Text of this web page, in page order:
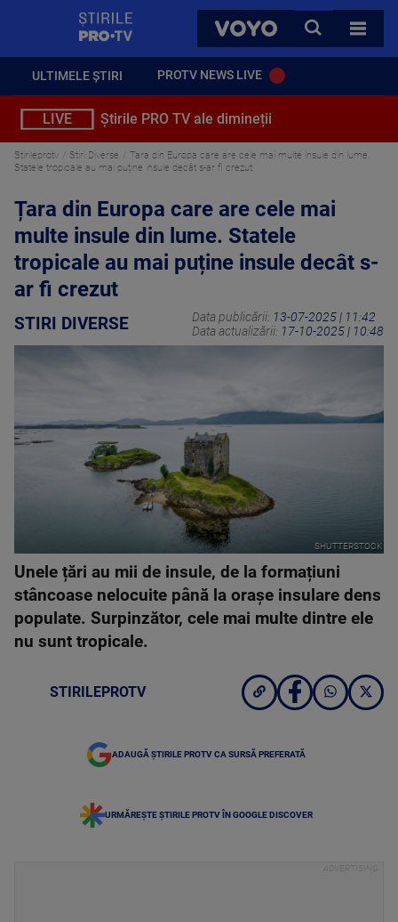
VOYO
CAUTA
TOATE
ULTIMELE ȘTIRI PROTV NEWS LIVE
LIVE Știrile PRO TV ale dimineții
Stirileprotv Stiri Diverse
Țara din Europa care are cele mai multe insule din lume.
Statele tropicale au mai puține insule decât s-ar fi crezut
Țara din Europa care are cele mai
multe insule din lume. Statele
tropicale au mai puține insule decât s-
ar fi crezut
STIRI DIVERSE Data publicării: 13-07-2025 | 11:42
Data actualizării: 17-10-2025 | 10:48
SHUTTERSTOCK
Unele țări au mii de insule, de la formațiuni
stâncoase nelocuite până la orașe insulare dens
populate. Surpinzător, cele mai multe dintre ele
nu sunt tropicale.
STIRILEPROTV
ADAUGĂ ȘTIRILE PROTV CA SURSĂ PREFERATĂ
URMĂREȘTE ȘTIRILE PROTV ÎN GOOGLE DISCOVER